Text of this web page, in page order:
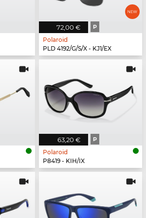
72,00 € P
Polaroid
PLD 4192/G/S/X - KJ1/EX
63,20 € P
Polaroid
P8419 - KIH/IX